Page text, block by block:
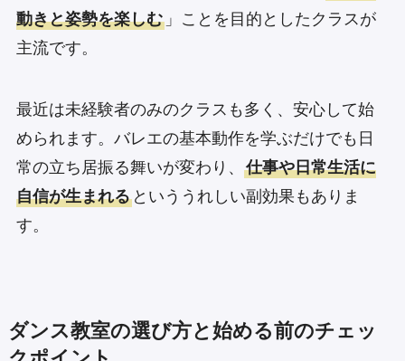
動きと姿勢を楽しむ」ことを目的としたクラスが
主流です。
最近は未経験者のみのクラスも多く、安心して始
められます。バレエの基本動作を学ぶだけでも日
常の立ち居振る舞いが変わり、 仕事や日常生活に
自信が生まれるといううれしい副効果もありま
す。
ダンス教室の選び方と始める前のチェッ